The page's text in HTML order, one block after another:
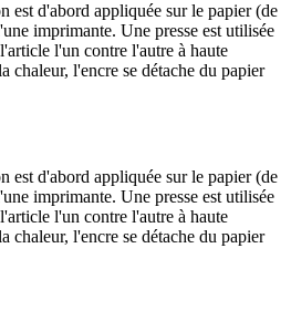
est d'abord appliquée sur le papier (de
imprimante. Une presse est utilisée
l'un contre l'autre à haute
chaleur, l'encre se détache du papier
est d'abord appliquée sur le papier (de
imprimante. Une presse est utilisée
l'un contre l'autre à haute
chaleur, l'encre se détache du papier